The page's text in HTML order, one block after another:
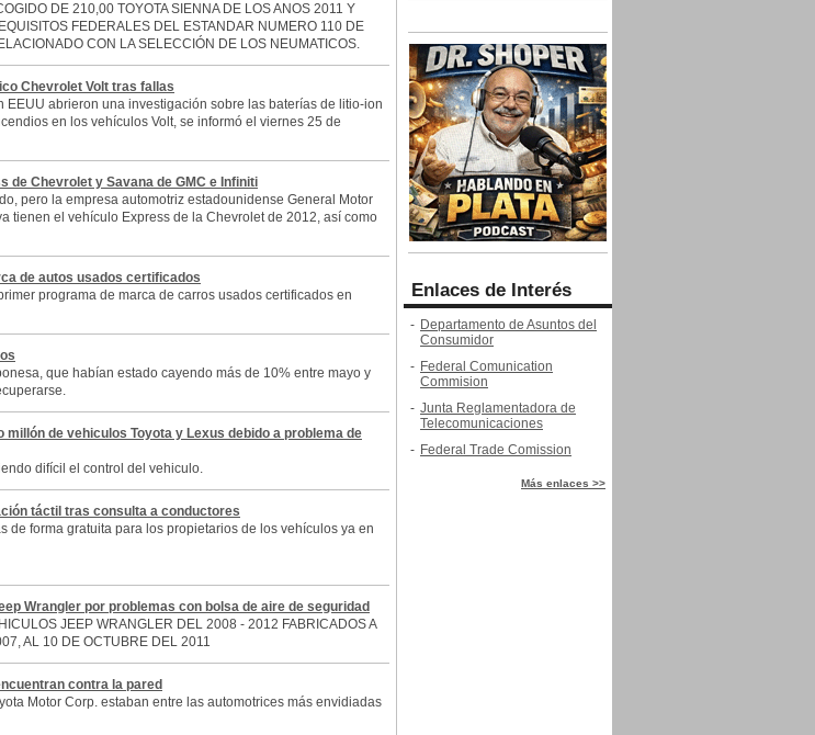
DE 210,00 TOYOTA SIENNA DE LOS ANOS 2011 Y
FEDERALES DEL ESTANDAR NUMERO 110 DE
CON LA SELECCIÓN DE LOS NEUMATICOS.
Chevrolet Volt tras fallas
abrieron una investigación sobre las baterías de litio-ion
en los vehículos Volt, se informó el viernes 25 de
de Chevrolet y Savana de GMC e Infiniti
pero la empresa automotriz estadounidense General Motor
tienen el vehículo Express de la Chevrolet de 2012, así como
de autos usados certificados
programa de marca de carros usados certificados en
que habían estado cayendo más de 10% entre mayo y
de vehiculos Toyota y Lexus debido a problema de
difícil el control del vehiculo.
táctil tras consulta a conductores
de forma gratuita para los propietarios de los vehículos ya en
Wrangler por problemas con bolsa de aire de seguridad
JEEP WRANGLER DEL 2008 - 2012 FABRICADOS A
AL 10 DE OCTUBRE DEL 2011
contra la pared
Motor Corp. estaban entre las automotrices más envidiadas
Enlaces de Interés
- Departamento de Asuntos del
Consumidor
- Federal Comunication
Commision
- Junta Reglamentadora de
Telecomunicaciones
- Federal Trade Comission
Más enlaces >>